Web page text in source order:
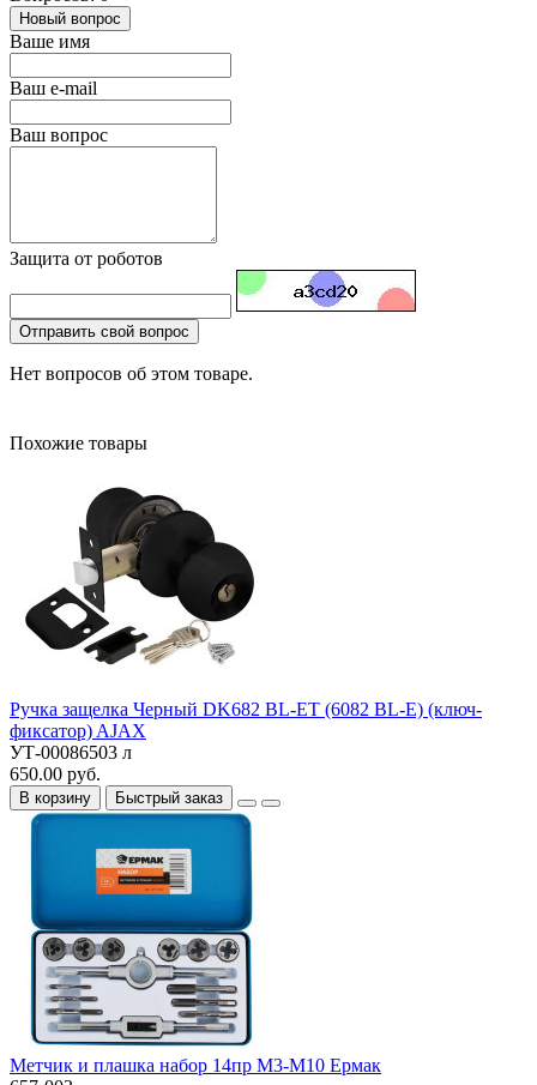
Новый вопрос
Ваше имя
Ваш e-mail
Ваш вопрос
Защита от роботов
Отправить свой вопрос
Нет вопросов об этом товаре.
Похожие товары
Ручка защелка Черный DK682 BL-ET (6082 BL-E) (ключ-
фиксатор) AJAX
УТ-00086503 л
650.00 руб.
В корзину Быстрый заказ
Метчик и плашка набор 14пр М3-М10 Ермак